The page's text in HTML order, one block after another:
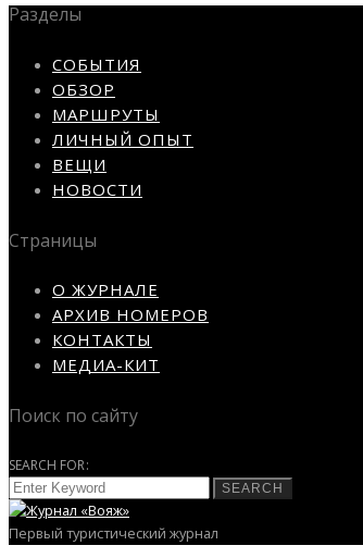
Разделы
СОБЫТИЯ
ОБЗОР
МАРШРУТЫ
ЛИЧНЫЙ ОПЫТ
ВЕЩИ
НОВОСТИ
Страницы
О ЖУРНАЛЕ
АРХИВ НОМЕРОВ
КОНТАКТЫ
МЕДИА-КИТ
Поиск по сайту
SEARCH FOR:
SEARCH
Первый туристический журнал